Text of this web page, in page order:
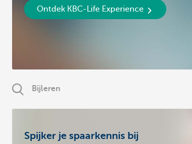
Ontdek KBC-Life Experience
Bijleren
Spijker je spaarkennis bij